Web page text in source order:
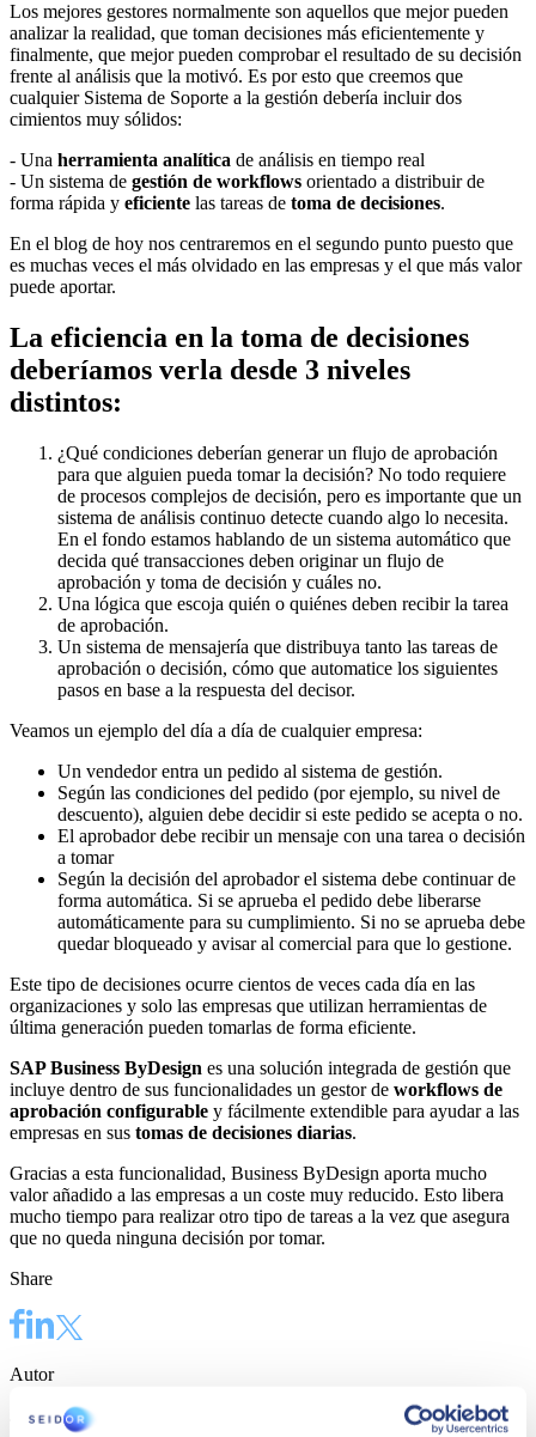
Los mejores gestores normalmente son aquellos que mejor pueden
analizar la realidad, que toman decisiones más eficientemente y
finalmente, que mejor pueden comprobar el resultado de su decisión
frente al análisis que la motivó. Es por esto que creemos que
cualquier Sistema de Soporte a la gestión debería incluir dos
cimientos muy sólidos:
- Una herramienta analítica de análisis en tiempo real
- Un sistema de gestión de workflows orientado a distribuir de
forma rápida y eficiente las tareas de toma de decisiones.
En el blog de hoy nos centraremos en el segundo punto puesto que
es muchas veces el más olvidado en las empresas y el que más valor
puede aportar.
La eficiencia en la toma de decisiones
deberíamos verla desde 3 niveles
distintos:
¿Qué condiciones deberían generar un flujo de aprobación
para que alguien pueda tomar la decisión? No todo requiere
de procesos complejos de decisión, pero es importante que un
sistema de análisis continuo detecte cuando algo lo necesita.
En el fondo estamos hablando de un sistema automático que
decida qué transacciones deben originar un flujo de
aprobación y toma de decisión y cuáles no.
Una lógica que escoja quién o quiénes deben recibir la tarea
de aprobación.
Un sistema de mensajería que distribuya tanto las tareas de
aprobación o decisión, cómo que automatice los siguientes
pasos en base a la respuesta del decisor.
Veamos un ejemplo del día a día de cualquier empresa:
Un vendedor entra un pedido al sistema de gestión.
Según las condiciones del pedido (por ejemplo, su nivel de
descuento), alguien debe decidir si este pedido se acepta o no.
El aprobador debe recibir un mensaje con una tarea o decisión
a tomar
Según la decisión del aprobador el sistema debe continuar de
forma automática. Si se aprueba el pedido debe liberarse
automáticamente para su cumplimiento. Si no se aprueba debe
quedar bloqueado y avisar al comercial para que lo gestione.
Este tipo de decisiones ocurre cientos de veces cada día en las
organizaciones y solo las empresas que utilizan herramientas de
última generación pueden tomarlas de forma eficiente.
SAP Business ByDesign es una solución integrada de gestión que
incluye dentro de sus funcionalidades un gestor de workflows de
aprobación configurable y fácilmente extendible para ayudar a las
empresas en sus tomas de decisiones diarias.
Gracias a esta funcionalidad, Business ByDesign aporta mucho
valor añadido a las empresas a un coste muy reducido. Esto libera
mucho tiempo para realizar otro tipo de tareas a la vez que asegura
que no queda ninguna decisión por tomar.
Share
Autor
Joan de Ribera Solé